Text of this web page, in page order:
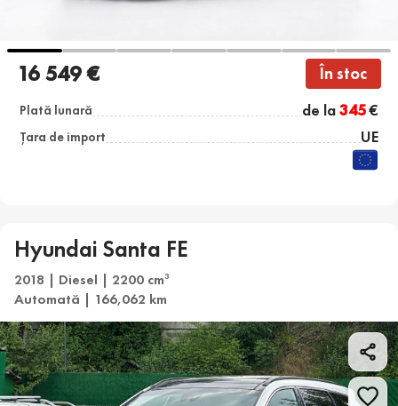
16 549 € În stoc
Plată lunară de la345€
Țara de import UE
Hyundai Santa FE
2018 | Diesel | 2200 cm3
Automată | 166,062 km